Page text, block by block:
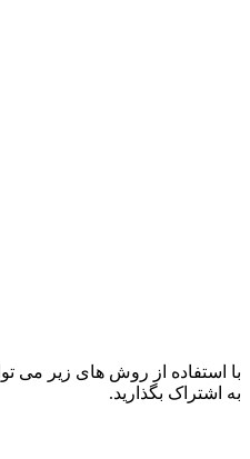
با استفاده از روش های زیر می
به اشتراک بگذارید.